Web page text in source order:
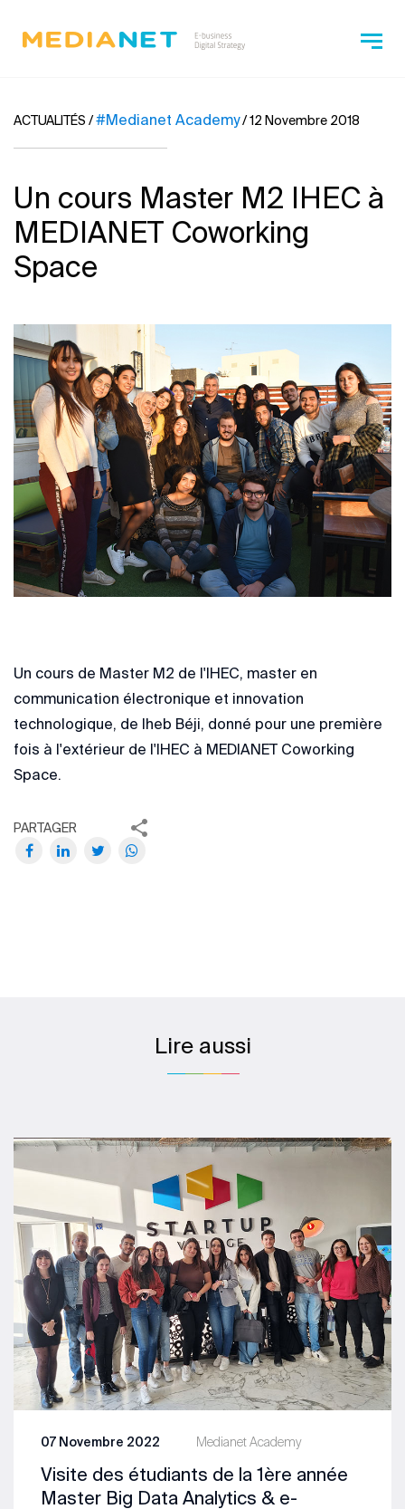
ACTUALITÉS /#Medianet Academy/12 Novembre 2018
Un cours Master M2 IHEC à
MEDIANET Coworking
Space
Un cours de Master M2 de l'IHEC, master en
communication électronique et innovation
technologique, de Iheb Béji, donné pour une première
fois à l'extérieur de l'IHEC à MEDIANET Coworking
Space.
PARTAGER
Lire aussi
Medianet Academy
07 Novembre 2022
Visite des étudiants de la 1ère année
Master Big Data Analytics & e-